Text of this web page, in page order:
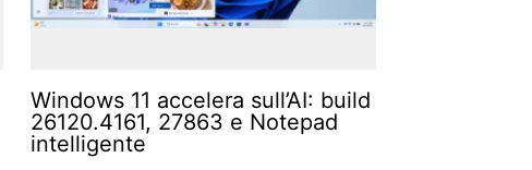
Windows 11 accelera sull’AI: build
26120.4161, 27863 e Notepad
intelligente